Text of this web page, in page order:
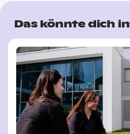
Das könnte dich